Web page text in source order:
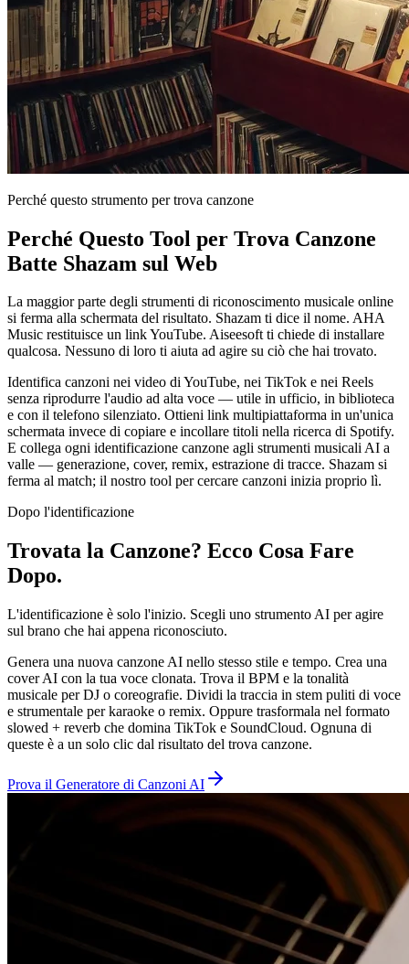
Perché questo strumento per trova canzone
Perché Questo Tool per Trova Canzone
Batte Shazam sul Web
La maggior parte degli strumenti di riconoscimento musicale online
si ferma alla schermata del risultato. Shazam ti dice il nome. AHA
Music restituisce un link YouTube. Aiseesoft ti chiede di installare
qualcosa. Nessuno di loro ti aiuta ad agire su ciò che hai trovato.
Identifica canzoni nei video di YouTube, nei TikTok e nei Reels
senza riprodurre l'audio ad alta voce — utile in ufficio, in biblioteca
e con il telefono silenziato. Ottieni link multipiattaforma in un'unica
schermata invece di copiare e incollare titoli nella ricerca di Spotify.
E collega ogni identificazione canzone agli strumenti musicali AI a
valle — generazione, cover, remix, estrazione di tracce. Shazam si
ferma al match; il nostro tool per cercare canzoni inizia proprio lì.
Dopo l'identificazione
Trovata la Canzone? Ecco Cosa Fare
Dopo.
L'identificazione è solo l'inizio. Scegli uno strumento AI per agire
sul brano che hai appena riconosciuto.
Genera una nuova canzone AI nello stesso stile e tempo. Crea una
cover AI con la tua voce clonata. Trova il BPM e la tonalità
musicale per DJ o coreografie. Dividi la traccia in stem puliti di voce
e strumentale per karaoke o remix. Oppure trasformala nel formato
slowed + reverb che domina TikTok e SoundCloud. Ognuna di
queste è a un solo clic dal risultato del trova canzone.
Prova il Generatore di Canzoni AI